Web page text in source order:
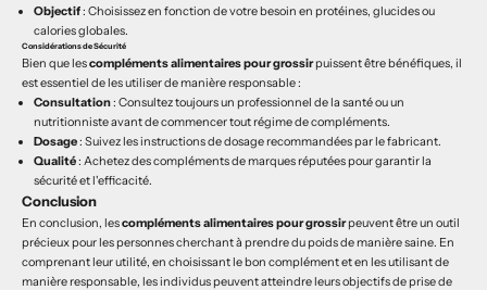
Objectif: Choisissez en fonction de votre besoin en protéines, glucides ou
calories globales.
Considérations de Sécurité
Bien que lescompléments alimentaires pour grossirpuissent être bénéfiques, il
est essentiel de les utiliser de manière responsable :
Consultation: Consultez toujours un professionnel de la santé ou un
nutritionniste avant de commencer tout régime de compléments.
Dosage: Suivez les instructions de dosage recommandées par le fabricant.
Qualité: Achetez des compléments de marques réputées pour garantir la
sécurité et l'efficacité.
Conclusion
En conclusion, lescompléments alimentaires pour grossirpeuvent être un outil
précieux pour les personnes cherchant à prendre du poids de manière saine. En
comprenant leur utilité, en choisissant le bon complément et en les utilisant de
manière responsable, les individus peuvent atteindre leurs objectifs de prise de